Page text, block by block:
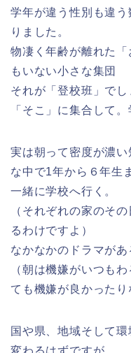
学年が違う性別も違
りました。
物凄く年齢が離れた
もいない小さな集団
それが「登校班」でし
「そこ」に集合して
実は朝って密度が濃
な中で1年から６年生
一緒に学校へ行く。
（それぞれの家のそ
るわけですよ）
なかなかのドラマがあ
（朝は機嫌がいつも
ても機嫌が良かったり
国や県、地域そして